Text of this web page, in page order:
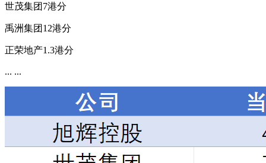
世茂集团7港分
禹洲集团12港分
正荣地产1.3港分
... ...